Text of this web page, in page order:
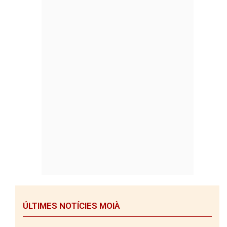
ÚLTIMES NOTÍCIES MOIÀ